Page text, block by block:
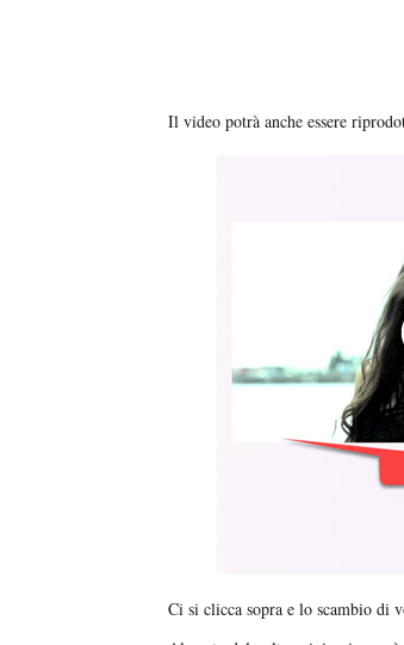
Il video potrà anche essere
Ci si clicca sopra e lo scambio di